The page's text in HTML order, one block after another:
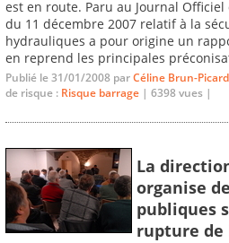
est en route. Paru au Journal
du 11 décembre 2007 relatif à la
hydrauliques a pour origine un
en reprend les principales
Publié le 31/01/2008 parCéline Brun-Picard
de risque : Risque barrage | 6398 vues |
La
organise
publiques
rupture de